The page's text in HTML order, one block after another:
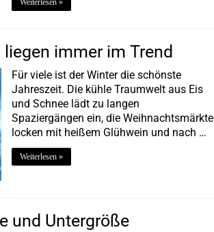
Weiterlesen »
immer im Trend
Für viele ist der Winter die schönste
Jahreszeit. Die kühle Traumwelt aus Eis
und Schnee lädt zu langen
Spaziergängen ein, die Weihnachtsmärkte
locken mit heißem Glühwein und nach …
Weiterlesen »
und Untergröße